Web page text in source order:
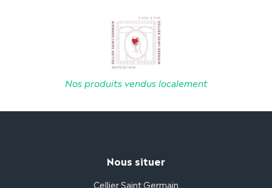
Nos produits vendus localement
Nous situer
Cellier Saint Germain